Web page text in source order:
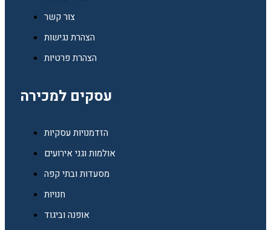
צור קשר
הצהרת נגישות
הצהרת פרטיות
עסקים למכירה
הזדמנויות עסקיות
אולמות וגני אירועים
מסעדות ובתי קפה
חנויות
אופנה וביגוד